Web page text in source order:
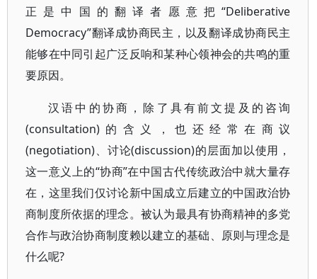
正是中国的翻译者愿意把“Deliberative
Democracy”翻译成协商民主，以及翻译成协商民主
能够在中同引起广泛反响和某种心领神会的共鸣的重
要原因。
汉语中的协商，除了具有前文提及的咨询
(consultation)的含义，也还经常在商议
(negotiation)、讨论(discussion)的层面加以使用，
这一意义上的“协商”在中国古代传统政治中就大量存
在，这里我们仅讨论新中国成立后建立的中国政治协
商制度所依据的理念。被认为最具有协商精神的多党
合作与政治协商制度赖以建立的基础、原则与理念是
什么呢?